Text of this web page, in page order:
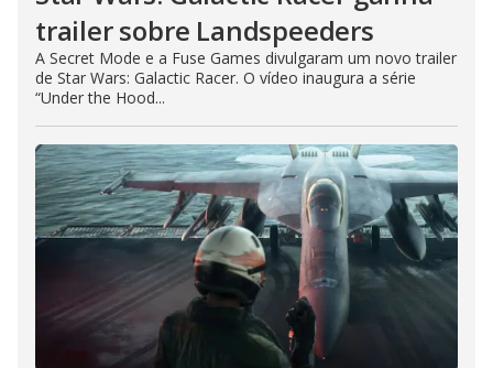
trailer sobre Landspeeders
A Secret Mode e a Fuse Games divulgaram um novo trailer
de Star Wars: Galactic Racer. O vídeo inaugura a série
“Under the Hood...